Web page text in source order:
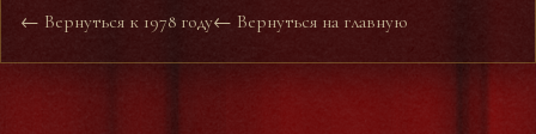
← Вернуться к 1978 году← Вернуться на главную